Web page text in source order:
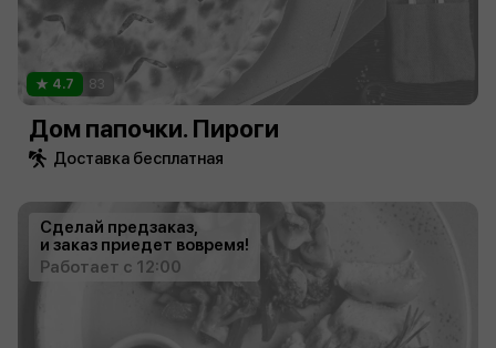
4.7 83
Дом папочки. Пироги
Доставка бесплатная
Сделай предзаказ,
и заказ приедет вовремя!
Работает с 12:00